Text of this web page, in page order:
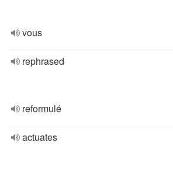
vous
rephrased
reformulé
actuates